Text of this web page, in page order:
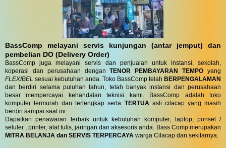
BassComp melayani servis kunjungan (antar jemput) dan
pembelian DO (Delivery Order)
BassComp juga melayani servis dan penjualan untuk instansi, sekolah,
koperasi dan perusahaan denganTENOR PEMBAYARAN TEMPO yang
FLEXIBEL sesuai kebutuhan anda. Toko BassComp telah BERPENGALAMAN
dan berdiri selama puluhan tahun, telah banyak instansi dan perusahaan
besar mempercayai kehandalan teknisi kami. BassComp adalah toko
komputer termurah dan terlengkap serta TERTUA asli cilacap yang masih
berdiri sampai saat ini.
Dapatkan penawaran terbaik untuk kebutuhan komputer, laptop, ponsel /
seluler , printer, alat tulis, jaringan dan aksesoris anda. Bass Comp merupakan
MITRA BELANJA dan SERVIS TERPERCAYA warga Cilacap dan sekitarnya.